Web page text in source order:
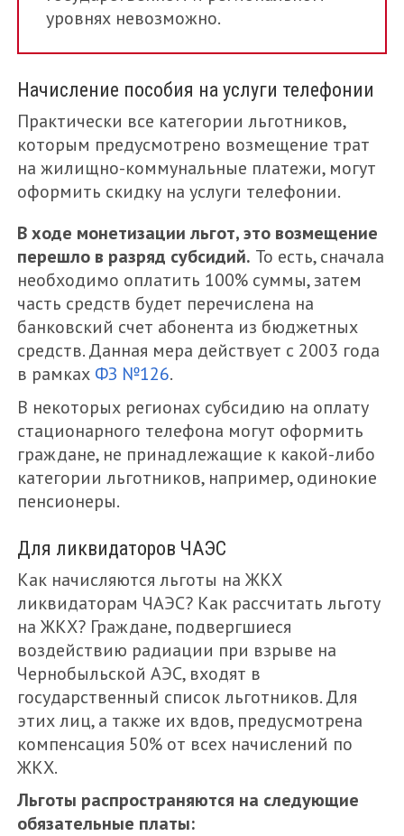
уровнях невозможно.
Начисление пособия на услуги телефонии
Практически все категории льготников,
которым предусмотрено возмещение трат
на жилищно-коммунальные платежи, могут
оформить скидку на услуги телефонии.
В ходе монетизации льгот, это возмещение
перешло в разряд субсидий. То есть, сначала
необходимо оплатить 100% суммы, затем
часть средств будет перечислена на
банковский счет абонента из бюджетных
средств. Данная мера действует с 2003 года
в рамках ФЗ №126.
В некоторых регионах субсидию на оплату
стационарного телефона могут оформить
граждане, не принадлежащие к какой-либо
категории льготников, например, одинокие
пенсионеры.
Для ликвидаторов ЧАЭС
Как начисляются льготы на ЖКХ
ликвидаторам ЧАЭС? Как рассчитать льготу
на ЖКХ? Граждане, подвергшиеся
воздействию радиации при взрыве на
Чернобыльской АЭС, входят в
государственный список льготников. Для
этих лиц, а также их вдов, предусмотрена
компенсация 50% от всех начислений по
ЖКХ.
Льготы распространяются на следующие
обязательные платы: